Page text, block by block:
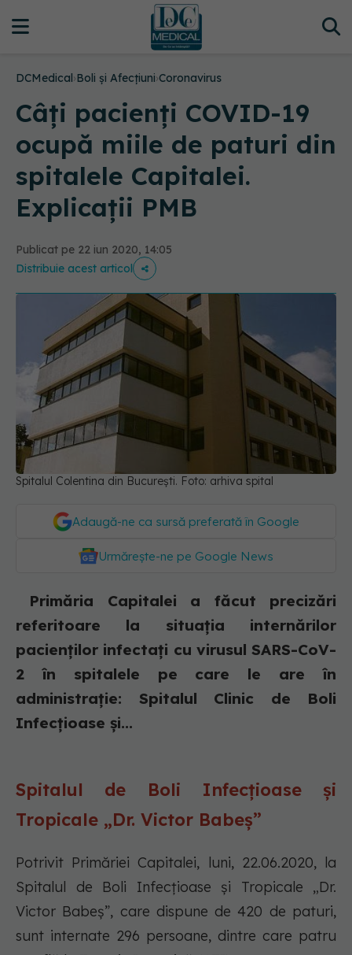
DCMedical›Boli și Afecțiuni›Coronavirus
Câți pacienți COVID-19
ocupă miile de paturi din
spitalele Capitalei.
Explicații PMB
Publicat pe 22 iun 2020, 14:05
Distribuie acest articol
Spitalul Colentina din București. Foto: arhiva spital
Adaugă-ne ca sursă preferată în Google
Urmărește-ne pe Google News
Primăria Capitalei a făcut precizări
referitoare la situația internărilor
pacienților infectați cu virusul SARS-CoV-
2 în spitalele pe care le are în
administrație: Spitalul Clinic de Boli
Infecțioase și...
Spitalul de Boli Infecțioase și
Tropicale „Dr. Victor Babeș”
Potrivit Primăriei Capitalei, luni, 22.06.2020, la
Spitalul de Boli Infecțioase și Tropicale „Dr.
Victor Babeș”, care dispune de 420 de paturi,
sunt internate 296 persoane, dintre care patru